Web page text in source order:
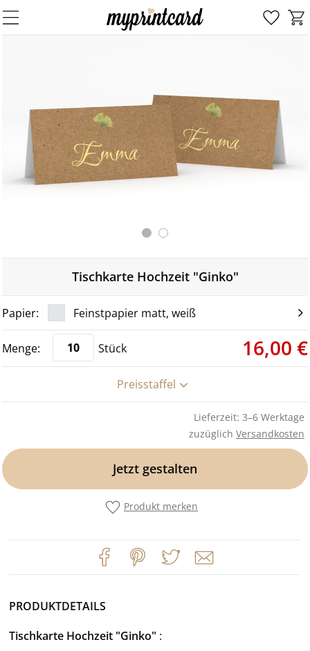
Tischkarte Hochzeit "Ginko"
Feinstpapier matt, weiß
Stück 16,00 €
Preisstaffel
Lieferzeit: 3–6 Werktage
zuzüglich Versandkosten
Jetzt gestalten
Produkt merken
PRODUKTDETAILS
Tischkarte Hochzeit "Ginko"